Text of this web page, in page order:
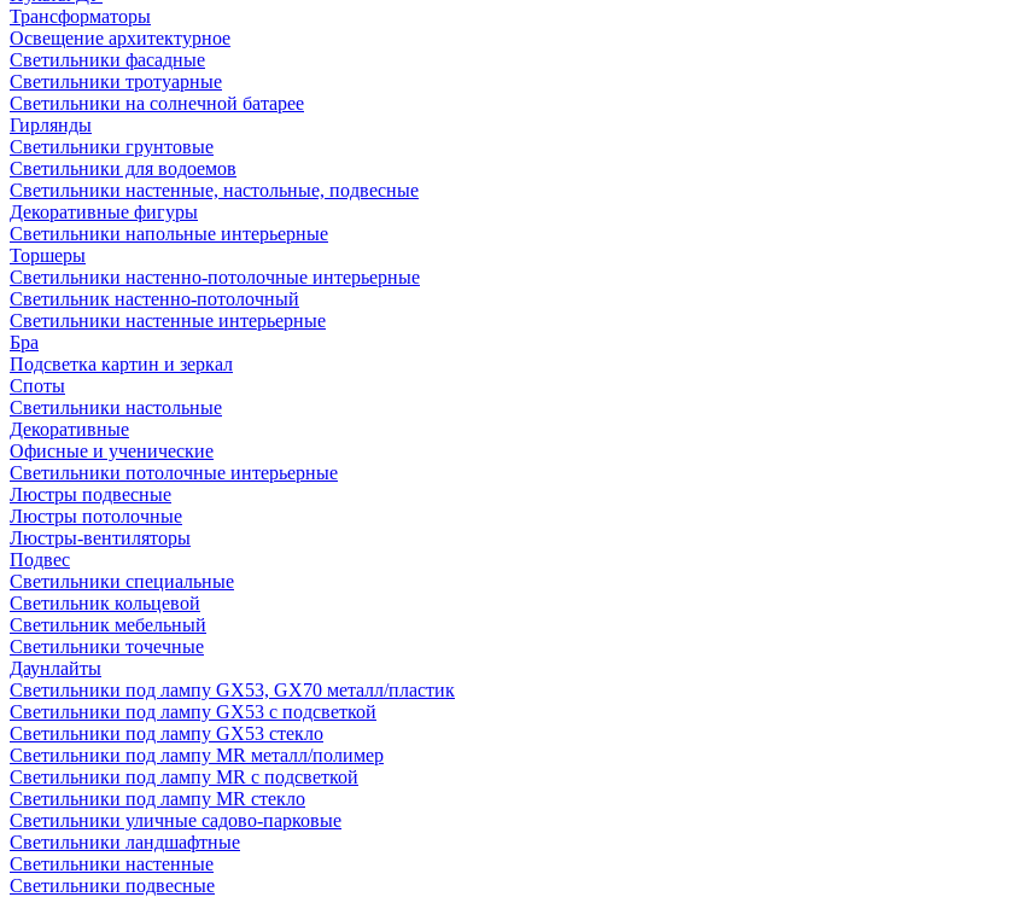
Трансформаторы
Освещение архитектурное
Светильники фасадные
Светильники тротуарные
Светильники на солнечной батарее
Гирлянды
Светильники грунтовые
Светильники для водоемов
Светильники настенные, настольные, подвесные
Декоративные фигуры
Светильники напольные интерьерные
Торшеры
Светильники настенно-потолочные интерьерные
Светильник настенно-потолочный
Светильники настенные интерьерные
Бра
Подсветка картин и зеркал
Споты
Светильники настольные
Декоративные
Офисные и ученические
Светильники потолочные интерьерные
Люстры подвесные
Люстры потолочные
Люстры-вентиляторы
Подвес
Светильники специальные
Светильник кольцевой
Светильник мебельный
Светильники точечные
Даунлайты
Светильники под лампу GX53, GX70 металл/пластик
Светильники под лампу GX53 с подсветкой
Светильники под лампу GX53 стекло
Светильники под лампу MR металл/полимер
Светильники под лампу MR с подсветкой
Светильники под лампу MR стекло
Светильники уличные садово-парковые
Светильники ландшафтные
Светильники настенные
Светильники подвесные